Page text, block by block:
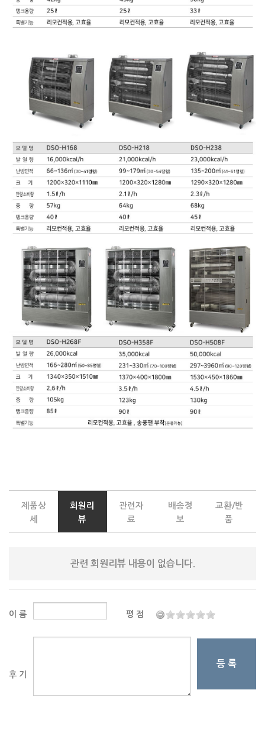
제품상
세
회원리
뷰
관련자
료
배송정
보
교환/반
품
관련 회원리뷰 내용이 없습니다.
이 름 평 점
후 기
등 록